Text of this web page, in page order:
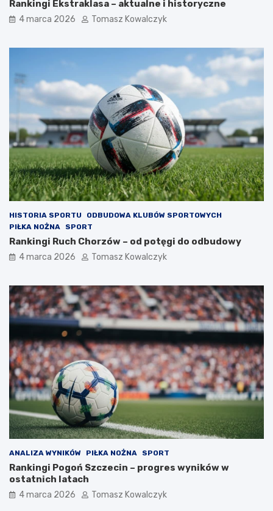
Rankingi Ekstraklasa – aktualne i historyczne
4 marca 2026 Tomasz Kowalczyk
HISTORIA SPORTU
ODBUDOWA KLUBÓW SPORTOWYCH
PIŁKA NOŻNA
SPORT
Rankingi Ruch Chorzów – od potęgi do odbudowy
4 marca 2026 Tomasz Kowalczyk
ANALIZA WYNIKÓW PIŁKA NOŻNA SPORT
Rankingi Pogoń Szczecin – progres wyników w
ostatnich latach
4 marca 2026 Tomasz Kowalczyk